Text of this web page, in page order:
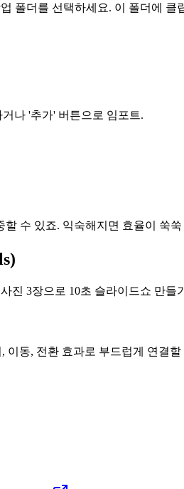
폴더를 선택하세요. 이 폴더에
나 '추가' 버튼으로 임포트.
수 있죠. 익숙해지면 효율이 쑥
진 3장으로 10초 슬라이드쇼 만들
동, 전환 효과로 부드럽게 연결할